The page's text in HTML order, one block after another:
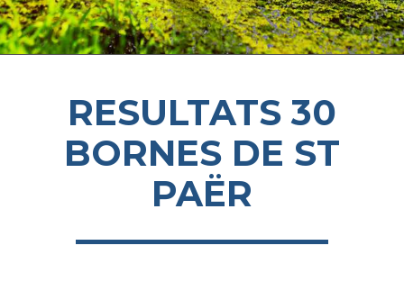
RESULTATS 30
BORNES DE ST
PAËR